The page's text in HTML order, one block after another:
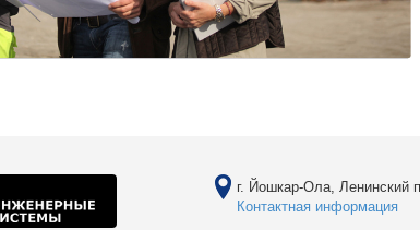
г. Йошкар-Ола, Ленинский
Контактная информация